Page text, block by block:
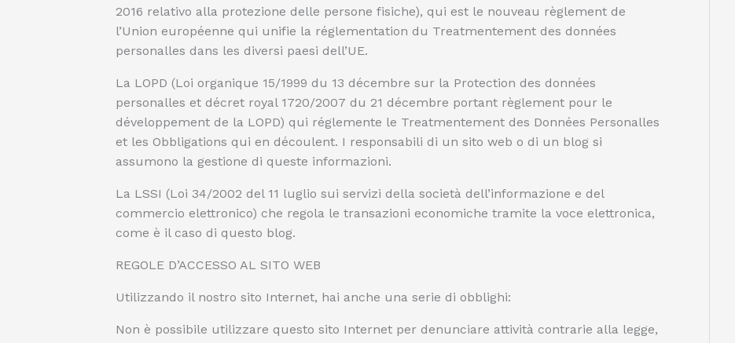
2016 relativo alla protezione delle persone fisiche), qui est le nouveau règlement de
l’Union européenne qui unifie la réglementation du Treatmentement des données
personalles dans les diversi paesi dell’UE.
La LOPD (Loi organique 15/1999 du 13 décembre sur la Protection des données
personalles et décret royal 1720/2007 du 21 décembre portant règlement pour le
développement de la LOPD) qui réglemente le Treatmentement des Données Personalles
et les Obbligations qui en découlent. I responsabili di un sito web o di un blog si
assumono la gestione di queste informazioni.
La LSSI (Loi 34/2002 del 11 luglio sui servizi della società dell’informazione e del
commercio elettronico) che regola le transazioni economiche tramite la voce elettronica,
come è il caso di questo blog.
REGOLE D’ACCESSO AL SITO WEB
Utilizzando il nostro sito Internet, hai anche una serie di obblighi:
Non è possibile utilizzare questo sito Internet per denunciare attività contrarie alla legge,